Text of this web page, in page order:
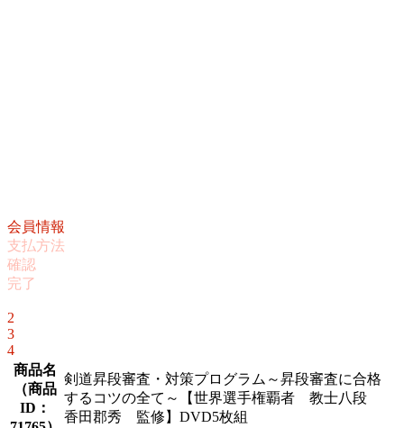
会員情報
支払方法
確認
完了
2
3
4
商品名
（商品
ID：
剣道昇段審査・対策プログラム～昇段審査に合格
するコツの全て～【世界選手権覇者 教士八段
香田郡秀 監修】DVD5枚組